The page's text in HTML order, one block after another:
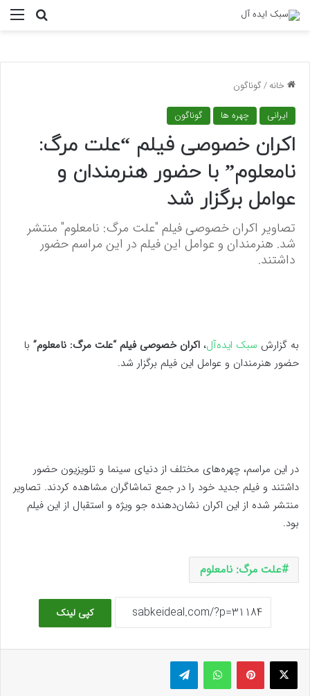
خانه/گوناگون
ایرانی چهره ها گوناگون
اکران خصوصی فیلم “علت مرگ:
نامعلوم” با حضور هنرمندان و
عوامل برگزار شد
تصاویر اکران خصوصی فیلم "علت مرگ: نامعلوم" منتشر
شد. هنرمندان و عوامل این فیلم در این مراسم حضور
داشتند.
به گزارش سبک ایده‌آل، اکران خصوصی فیلم “علت مرگ: نامعلوم” با
حضور هنرمندان و عوامل این فیلم برگزار شد.
در این مراسم، چهره‌های مختلف از دنیای سینما و تلویزیون حضور
داشتند و فیلم جدید خود را در جمع تماشاگران مشاهده کردند. تصاویر
منتشر شده از این اکران نشان‌دهنده جو ویژه و استقبال از این فیلم
بود.
علت مرگ: نامعلوم
کپی لینک
ایکس پینتریستواتس آپ تلگرام